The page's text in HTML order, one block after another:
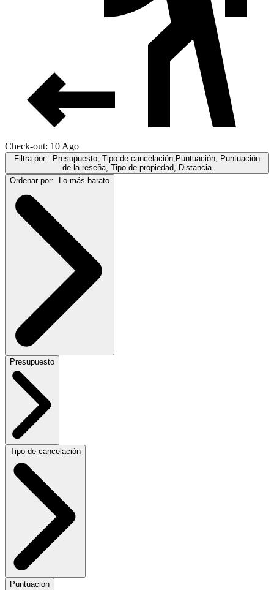
Check-out: 10 Ago
Filtra por:
Presupuesto, Tipo de cancelación,Puntuación, Puntuación
de la reseña, Tipo de propiedad, Distancia
Ordenar por:
Lo más barato
Presupuesto
Tipo de cancelación
Puntuación